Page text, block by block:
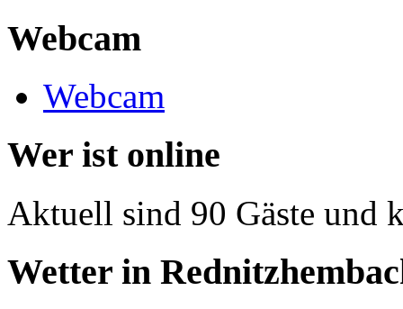
Webcam
Webcam
Wer ist online
Aktuell sind 90 Gäste und
Wetter in